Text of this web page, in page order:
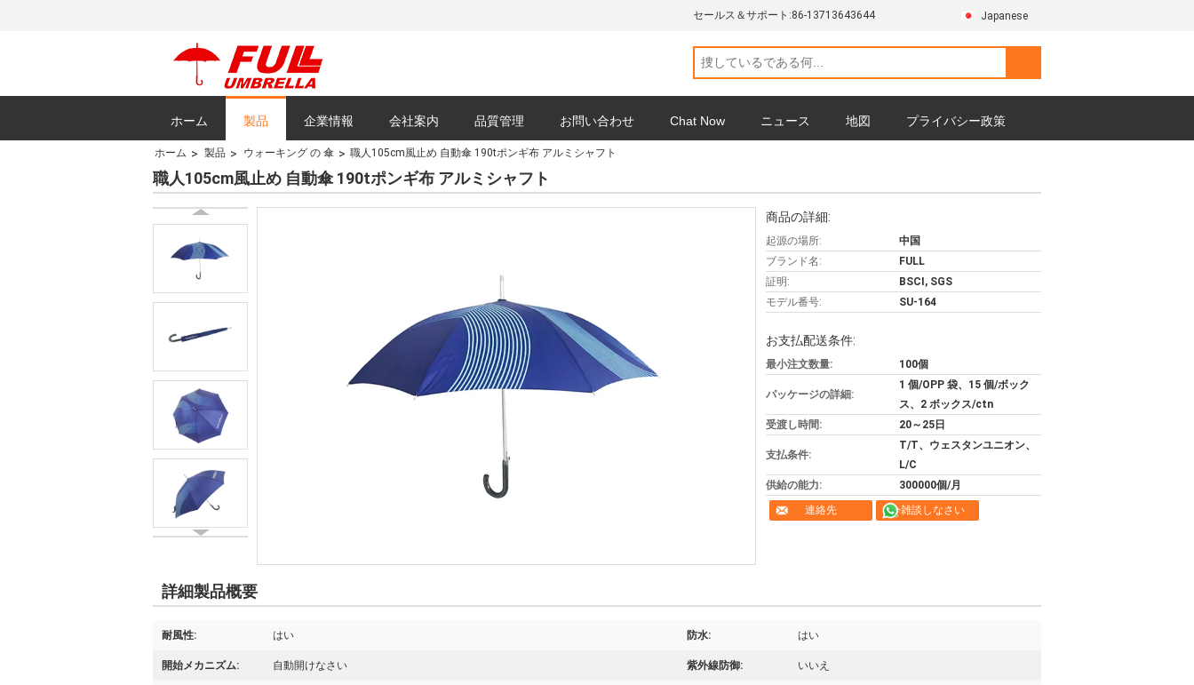
セールス＆サポート:86-13713643644 Japanese
ホーム 製品 企業情報 会社案内 品質管理 お問い合わせ Chat Now ニュース 地図 プライバシー政策
すべての場合
ホーム 製品 ウォーキング の 傘 職人105cm風止め 自動傘 190tポンギ布 アルミシャフト
職人105cm風止め 自動傘 190tポンギ布 アルミシャフト
商品の詳細:
起源の場所:
中国
ブランド名:
FULL
証明:
BSCI, SGS
モデル番号:
SU-164
お支払配送条件:
最小注文数量: 100個
パッケージの詳細:
1 個/OPP 袋、15 個/ボック
ス、2 ボックス/ctn
受渡し時間:
20～25日
支払条件:
T/T、ウェスタンユニオン、
L/C
供給の能力:
300000個/月
連絡先
今雑談しなさい
詳細製品概要
耐風性: はい 防水: はい
開始メカニズム: 自動開けなさい 紫外線防御: いいえ